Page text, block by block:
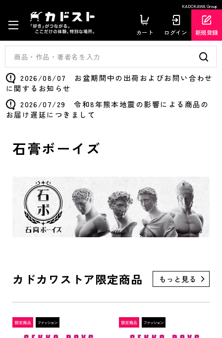
KADOKAWA Group
カート ログイン 新規登録
2026/08/07 お盆期間中の出荷およびお問い合わせ
に関するお知らせ
2026/07/29 令和8年熊本地震の影響による商品の
お届け遅延につきまして
石膏ボーイズ
カドカワストア限定商品